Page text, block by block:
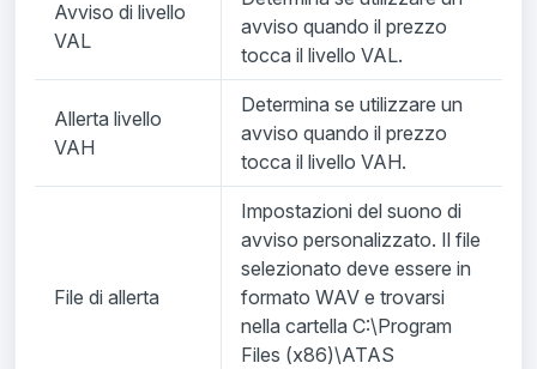
Avviso di livello
VAL
avviso quando il prezzo
tocca il livello VAL.
Allerta livello
VAH
Determina se utilizzare un
avviso quando il prezzo
tocca il livello VAH.
File di allerta
Impostazioni del suono di
avviso personalizzato. Il file
selezionato deve essere in
formato WAV e trovarsi
nella cartella C:\Program
Files (x86)\ATAS